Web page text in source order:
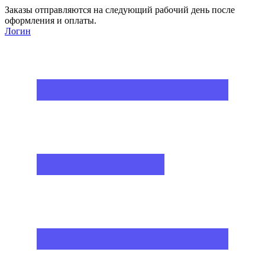
Заказы отправляются на следующий рабочий день после
оформления и оплаты.
Логин